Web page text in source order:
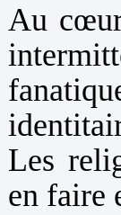
Au
Les
en faire